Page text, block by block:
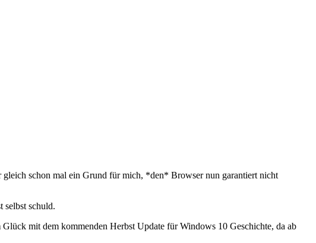
schon mal ein Grund für mich, *den* Browser nun garantiert nicht
selbst schuld.
mit dem kommenden Herbst Update für Windows 10 Geschichte, da ab